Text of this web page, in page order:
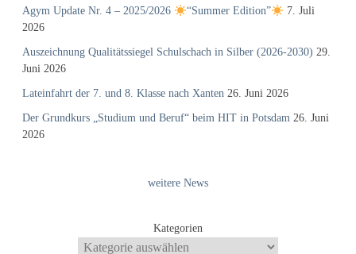
Agym Update Nr. 4 – 2025/2026 “Summer Edition”
7. Juli
2026
Auszeichnung Qualitätssiegel Schulschach in Silber (2026-2030) 29.
Juni 2026
Lateinfahrt der 7. und 8. Klasse nach Xanten 26. Juni 2026
Der Grundkurs „Studium und Beruf“ beim HIT in Potsdam 26. Juni
2026
weitere News
Kategorien